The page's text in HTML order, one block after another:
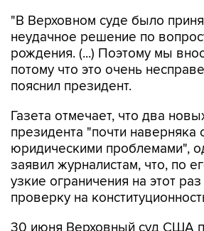
"В Верховном суде было
неудачное решение по
рождения. (...) Поэтому мы
потому что это очень
пояснил президент.
Газета отмечает, что два
президента "почти наверняка
юридическими проблемами",
заявил журналистам, что, по
узкие ограничения на этот
проверку на
30 июня Верховный суд США